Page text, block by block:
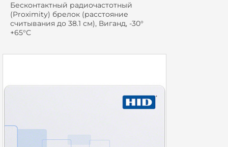
Бесконтактный радиочастотный
(Proximity) брелок (расстояние
считывания до 38.1 см), Виганд, -30°
+65°С